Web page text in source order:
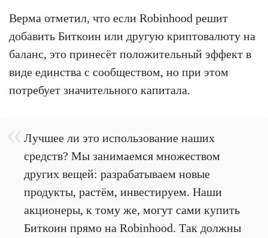
Верма отметил, что если Robinhood решит
добавить Биткоин или другую криптовалюту на
баланс, это принесёт положительный эффект в
виде единства с сообществом, но при этом
потребует значительного капитала.
Лучшее ли это использование наших
средств? Мы занимаемся множеством
других вещей: разрабатываем новые
продукты, растём, инвестируем. Наши
акционеры, к тому же, могут сами купить
Биткоин прямо на Robinhood. Так должны